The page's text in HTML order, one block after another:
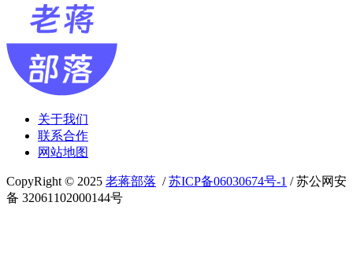
关于我们
联系合作
网站地图
CopyRight © 2025 老蒋部落 /苏ICP备06030674号-1 / 苏公网安
备 32061102000144号